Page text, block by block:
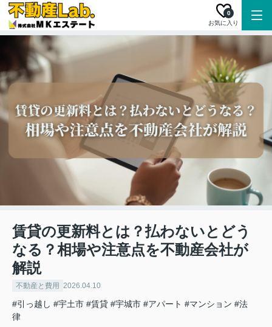
お気に入り
0
賃貸の更新料とは？払わないとどう
なる？相場や注意点を不動産会社が
解説
不動産と費用 2026.04.10
#引っ越し #宇土市 #賃貸 #宇城市 #アパート #マンション #法
律